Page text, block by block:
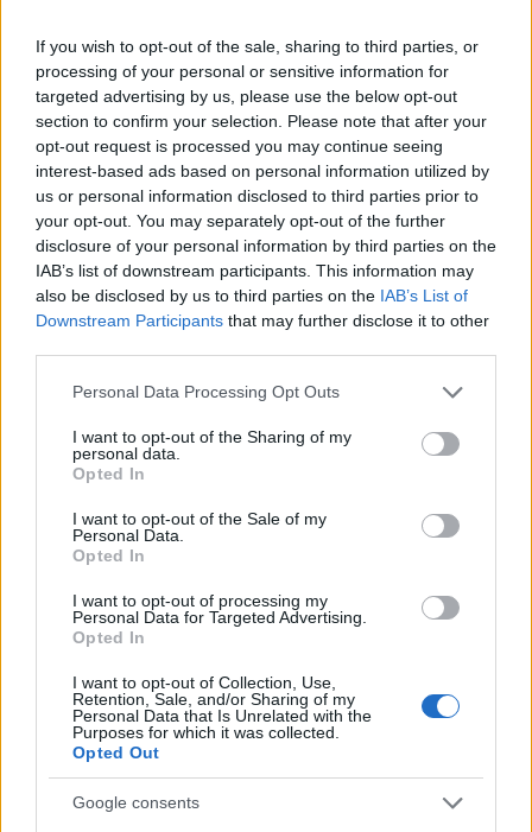
If you wish to opt-out of the sale, sharing to third parties, or
processing of your personal or sensitive information for
targeted advertising by us, please use the below opt-out
section to confirm your selection. Please note that after your
opt-out request is processed you may continue seeing
interest-based ads based on personal information utilized by
us or personal information disclosed to third parties prior to
your opt-out. You may separately opt-out of the further
disclosure of your personal information by third parties on the
IAB’s list of downstream participants. This information may
also be disclosed by us to third parties on the IAB’s List of
Downstream Participants that may further disclose it to other
Please note that this website/app uses one or more Google
not limited to your visit or usage behaviour. You may click to
grant or deny consent to Google and its third-party tags to
use your data for below specified purposes in below Google
consent section.
Personal Data Processing Opt Outs
I want to opt-out of the Sharing of my
personal data.
Opted In
I want to opt-out of the Sale of my
Personal Data.
Opted In
I want to opt-out of processing my
Personal Data for Targeted Advertising.
Opted In
I want to opt-out of Collection, Use,
Retention, Sale, and/or Sharing of my
Personal Data that Is Unrelated with the
Purposes for which it was collected.
Opted Out
Google consents
Conclusione: un futuro di fiducia e
trasparenza
La visione di SB Italia va oltre i confini nazionali.
Con una maturità nella gestione della firma digitale,
l’azienda mira a portare il proprio know-how in
Europa, affrontando mercati complessi come quello
bancario e sanitario con solidità. “Siamo accreditati
da AgID e operiamo in conformità con le linee
guida europee”, afferma Pellegrini. Questo
approccio non è solo una questione di compliance,
ma rappresenta una scelta strategica per costruire
In un mondo dove la digitalizzazione è sempre più
come un faro di innovazione, sicurezza e fiducia.
Rimanere aggiornati su queste evoluzioni è
fondamentale per chiunque voglia navigare con
successo nel panorama digitale. E tu, sei pronto a
scoprire cosa ci riserva il futuro?